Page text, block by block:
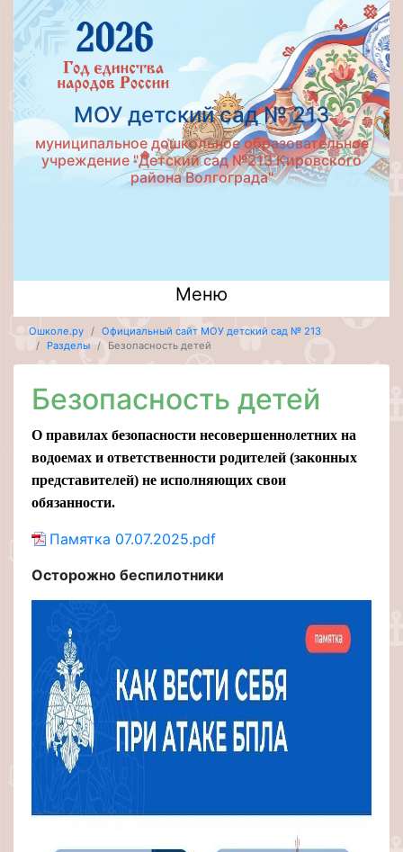
МОУ детский сад № 213
муниципальное дошкольное образовательное
учреждение "Детский сад №213 Кировского
района Волгограда"
Меню
Ошколе.ру
Официальный сайт МОУ детский сад № 213
Разделы
Безопасность детей
Безопасность детей
О правилах безопасности несовершеннолетних на
водоемах и ответственности родителей (законных
представителей) не исполняющих свои
обязанности.
Памятка 07.07.2025.pdf
Осторожно беспилотники